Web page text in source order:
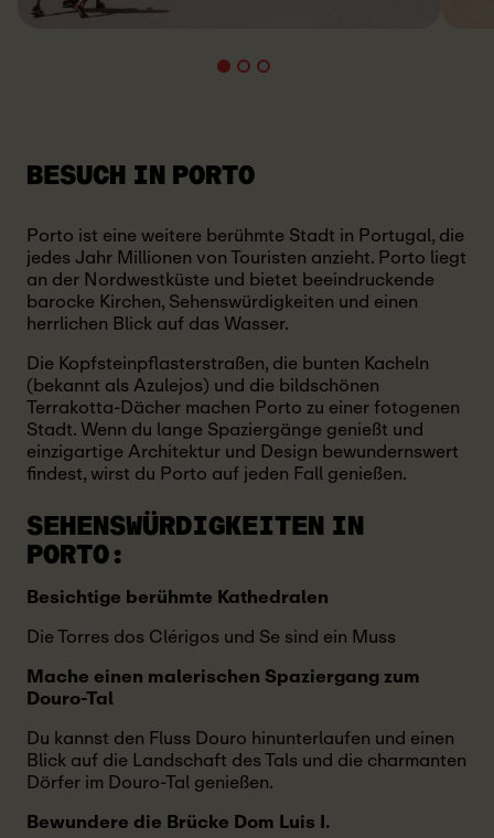
BESUCH IN PORTO
Porto ist eine weitere berühmte Stadt in Portugal, die
jedes Jahr Millionen von Touristen anzieht. Porto liegt
an der Nordwestküste und bietet beeindruckende
barocke Kirchen, Sehenswürdigkeiten und einen
herrlichen Blick auf das Wasser.
Die Kopfsteinpflasterstraßen, die bunten Kacheln
(bekannt als Azulejos) und die bildschönen
Terrakotta-Dächer machen Porto zu einer fotogenen
Stadt. Wenn du lange Spaziergänge genießt und
einzigartige Architektur und Design bewundernswert
findest, wirst du Porto auf jeden Fall genießen.
SEHENSWÜRDIGKEITEN IN
PORTO:
Besichtige berühmte Kathedralen
Die Torres dos Clérigos und Se sind ein Muss
Mache einen malerischen Spaziergang zum
Douro-Tal
Du kannst den Fluss Douro hinunterlaufen und einen
Blick auf die Landschaft des Tals und die charmanten
Dörfer im Douro-Tal genießen.
Bewundere die Brücke Dom Luis I.